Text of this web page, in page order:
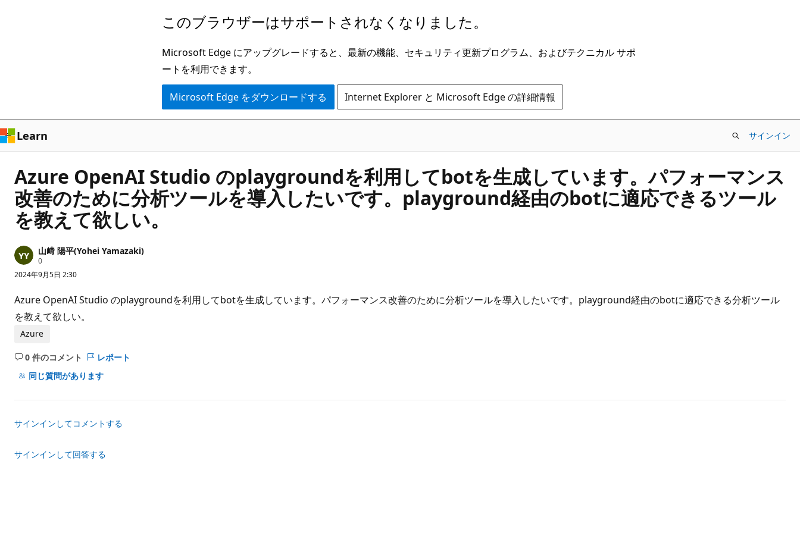
ン
ツ
に
キ
ッ
プ
このブラウザーはサポートされなくなりました。
Microsoft Edge にアップグレードすると、最新の機能、セキュリティ更新プログラム、およびテクニカル サポ
ートを利用できます。
Microsoft Edge をダウンロードする Internet Explorer と Microsoft Edge の詳細情報
Learn サインイン
Azure OpenAI Studio のplaygroundを利用してbotを生成しています。パフォーマンス
改善のために分析ツールを導入したいです。playground経由のbotに適応できるツール
を教えて欲しい。
山﨑 陽平(Yohei Yamazaki)
0評
価
の
イ
ン
ト
2024年9月5日 2:30
Azure OpenAI Studio のplaygroundを利用してbotを生成しています。パフォーマンス改善のために分析ツールを導入したいです。playground経由のbotに適応できる分析ツール
を教えて欲しい。
Azure
0 件のコメント
コ
メ
ト
あ
ま
レポート
同じ質問があります
サインインしてコメントする
サインインして回答する